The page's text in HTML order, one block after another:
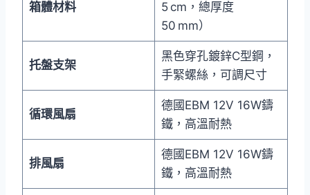
箱體材料
5 cm，總厚度
50 mm）
托盤支架
黑色穿孔鍍鋅C型鋼，
手緊螺絲，可調尺寸
循環風扇
德國EBM 12V 16W鑄
鐵，高溫耐熱
排風扇
德國EBM 12V 16W鑄
鐵，高溫耐熱